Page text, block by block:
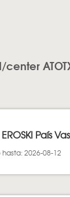
center
País
hasta: 2026-08-12